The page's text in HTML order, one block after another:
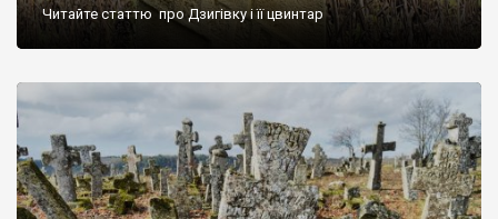
Читайте статтю про Дзигівку і її цвинтар